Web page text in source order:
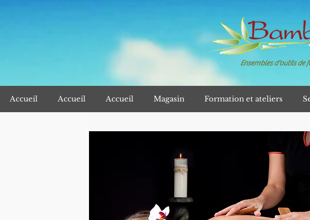
Ensembles d'outils de
Accueil Accueil Accueil Magasin Formation et ateliers